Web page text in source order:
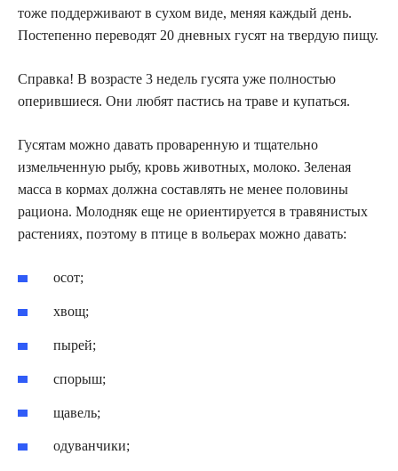
тоже поддерживают в сухом виде, меняя каждый день.
Постепенно переводят 20 дневных гусят на твердую пищу.
Справка! В возрасте 3 недель гусята уже полностью
оперившиеся. Они любят пастись на траве и купаться.
Гусятам можно давать проваренную и тщательно
измельченную рыбу, кровь животных, молоко. Зеленая
масса в кормах должна составлять не менее половины
рациона. Молодняк еще не ориентируется в травянистых
растениях, поэтому в птице в вольерах можно давать:
осот;
хвощ;
пырей;
спорыш;
щавель;
одуванчики;